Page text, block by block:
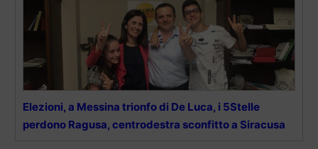
Elezioni, a Messina trionfo di De Luca, i 5Stelle
perdono Ragusa, centrodestra sconfitto a Siracusa